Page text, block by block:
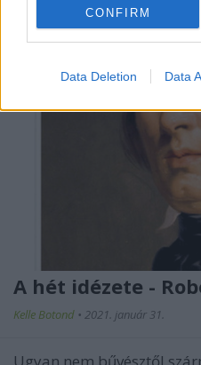
CONFIRM
Data Deletion Data
A hét idézete -
Kelle Botond • 2021. január 31.
Ugyan nem bűvésztől